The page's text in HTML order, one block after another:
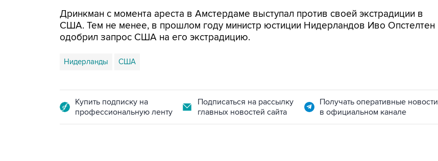
Дринкман с момента ареста в Амстердаме выступал против своей экстрадиции в
США. Тем не менее, в прошлом году министр юстиции Нидерландов Иво Опстелтен
одобрил запрос США на его экстрадицию.
Нидерланды США
Купить подписку на
профессиональную ленту
Подписаться на рассылку
главных новостей сайта
Получать оперативные новости
в официальном канале